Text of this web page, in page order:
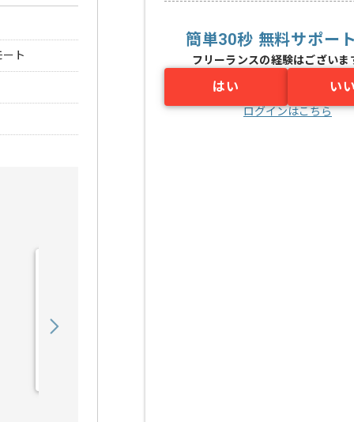
ト
簡単30秒 無料サポー
フリーランスの経験はございま
はい い
ログインはこちら